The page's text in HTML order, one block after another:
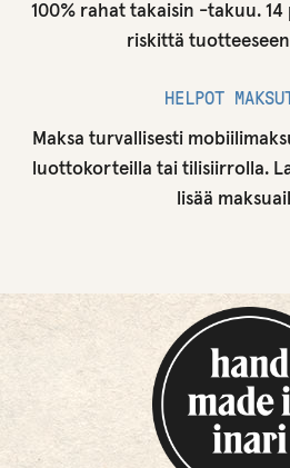
100% rahat takaisin -takuu.
riskittä
HELPOT
Maksa turvallisesti
luottokorteilla tai tilisiirrolla.
lisää